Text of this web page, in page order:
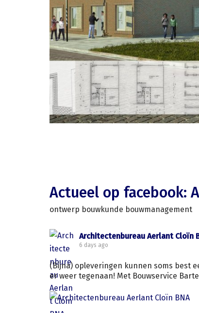
Actueel op facebook:
ontwerp bouwkunde bouwmanagement
Architectenbureau Aerlant Cloïn
6 days ago
(Bijna) opleveringen kunnen soms best
er weer tegenaan! Met Bouwservice